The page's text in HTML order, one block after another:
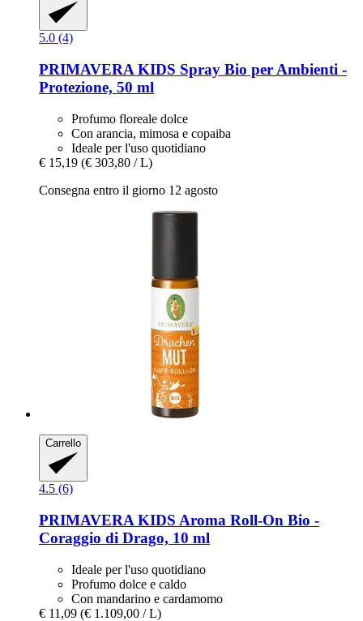
5.0 (4)
PRIMAVERA KIDS Spray Bio per Ambienti -​
Protezione, 50 ml
Profumo floreale dolce
Con arancia, mimosa e copaiba
Ideale per l'uso quotidiano
€ 15,19 (€ 303,80 / L)
Consegna entro il giorno 12 agosto
Carrello
4.5 (6)
PRIMAVERA KIDS Aroma Roll-​On Bio -​
Coraggio di Drago, 10 ml
Ideale per l'uso quotidiano
Profumo dolce e caldo
Con mandarino e cardamomo
€ 11,09 (€ 1.109,00 / L)